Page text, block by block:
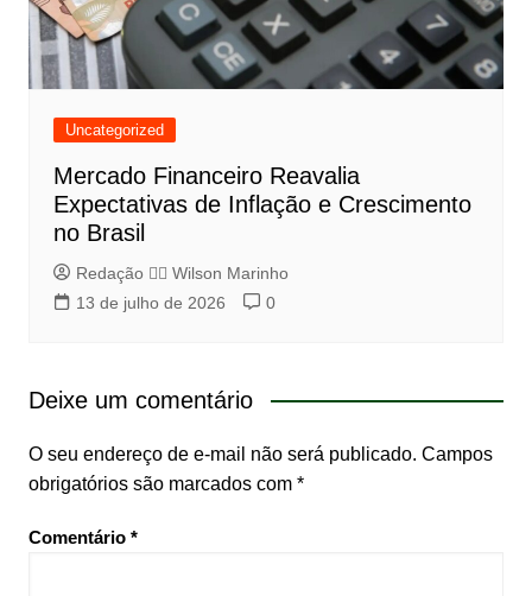
Uncategorized
Mercado Financeiro Reavalia
Expectativas de Inflação e Crescimento
no Brasil
Redação 👨‍⚖️​ Wilson Marinho
13 de julho de 2026
0
Deixe um comentário
O seu endereço de e-mail não será publicado. Campos
obrigatórios são marcados com *
Comentário *